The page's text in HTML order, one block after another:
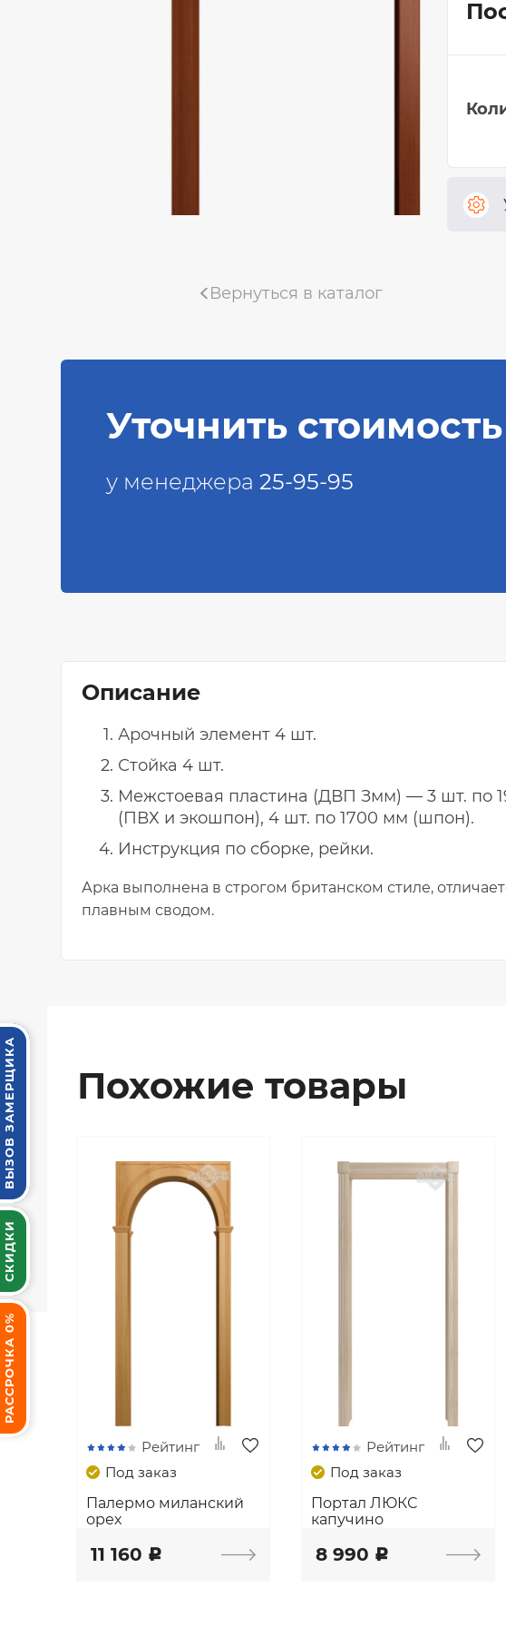
РАССРОЧКА 0%
СКИДКИ
ВЫЗОВ ЗАМЕРЩИКА
Вернуться в каталог
Уточнить стоимость
у менеджера 25-95-95
Описание
Арочный элемент 4 шт.
Стойка 4 шт.
Межстоевая пластина (ДВП Змм) — 3 шт. по
(ПВХ и экошпон), 4 шт. по 1700 мм (шпон).
Инструкция по сборке, рейки.
Арка выполнена в строгом британском стиле,
плавным сводом.
Похожие товары
Рейтинг
Под заказ
Палермо миланский
орех
11 160 c
Рейтинг
Под заказ
Портал ЛЮКС
капучино
8 990 c